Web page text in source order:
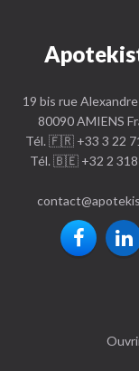
19 bis rue
80090 AMIENS
Tél. 🇫🇷 +33 3 22
Tél. 🇧🇪 +32 2 318
contact@